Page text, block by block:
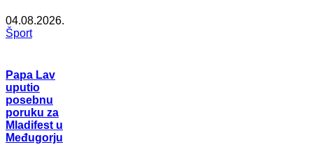
04.08.2026.
Šport
Papa Lav
uputio
posebnu
poruku za
Mladifest u
Međugorju